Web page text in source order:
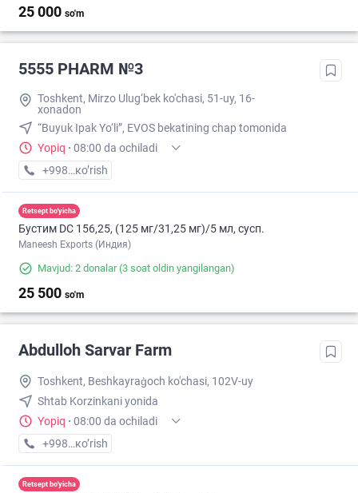
25 000 so'm
5555 PHARM №3
Toshkent, Mirzo Ulug‘bek ko'chasi, 51-uy, 16-
xonadon
“Buyuk Ipak Yo‘li”, EVOS bekatining chap tomonida
Yopiq · 08:00 da ochiladi
+998 (55) XXX-XX-XX
кo’rish
Retsept bo'yicha
Бустим DС 156,25, (125 мг/31,25 мг)/5 мл, сусп.
Maneesh Exports (Индия)
Mavjud: 2 donalar(3 soat oldin yangilangan)
25 500 so'm
Abdulloh Sarvar Farm
Toshkent, Beshkayraģoch ko'chasi, 102V-uy
Shtab Korzinkani yonida
Yopiq · 08:00 da ochiladi
+998 (97) XXX-XX-XX
кo’rish
Retsept bo'yicha